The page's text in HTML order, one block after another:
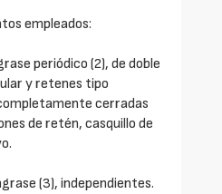
empleados:
periódico (2), de doble
y retenes tipo
cerradas
de retén, casquillo de
(3), independientes.